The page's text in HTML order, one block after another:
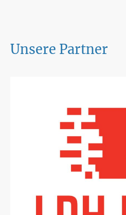
Unsere Partner